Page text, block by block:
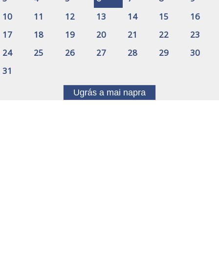
10
11 12 13 14 15
16
17
18 19 20 21 22
23
24
25 26 27 28 29
30
31
Ugrás a mai napra